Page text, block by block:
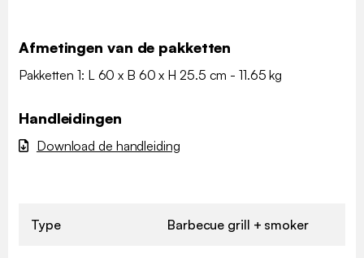
Afmetingen van de pakketten
Pakketten 1: L 60 x B 60 x H 25.5 cm - 11.65 kg
Handleidingen
Download de handleiding
Type Barbecue grill + smoker